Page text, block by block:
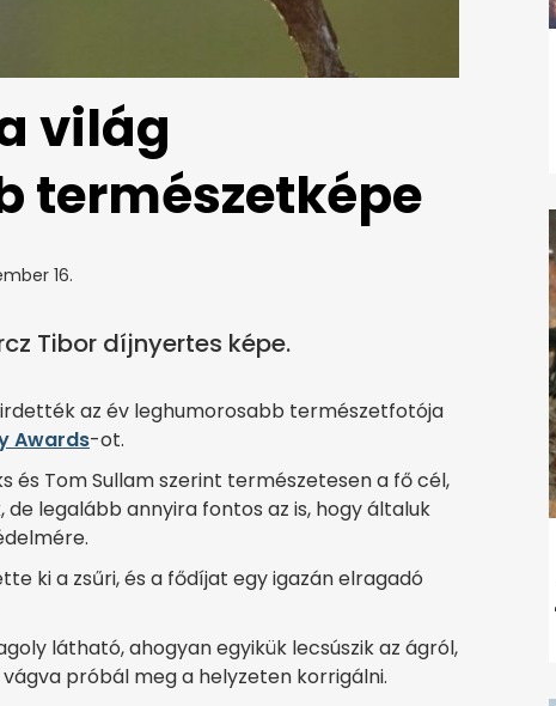
világ
természetképe
16.
Tibor díjnyertes képe.
az év leghumorosabb természetfotója
Awards-ot.
és Tom Sullam szerint természetesen a fő cél,
legalább annyira fontos az is, hogy általuk
ki a zsűri, és a fődíjat egy igazán elragadó
látható, ahogyan egyikük lecsúszik az ágról,
próbál meg a helyzeten korrigálni.